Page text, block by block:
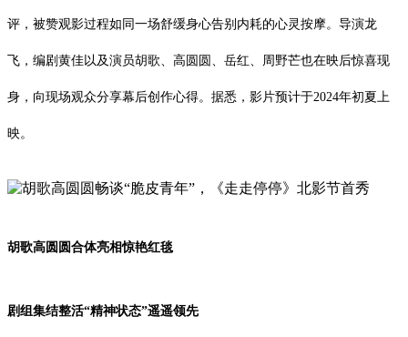
评，被赞观影过程如同一场舒缓身心告别内耗的心灵按摩。导演龙
飞，编剧黄佳以及演员胡歌、高圆圆、岳红、周野芒也在映后惊喜现
身，向现场观众分享幕后创作心得。据悉，影片预计于2024年初夏上
映。
胡歌高圆圆合体亮相惊艳红毯
剧组集结整活“精神状态”遥遥领先